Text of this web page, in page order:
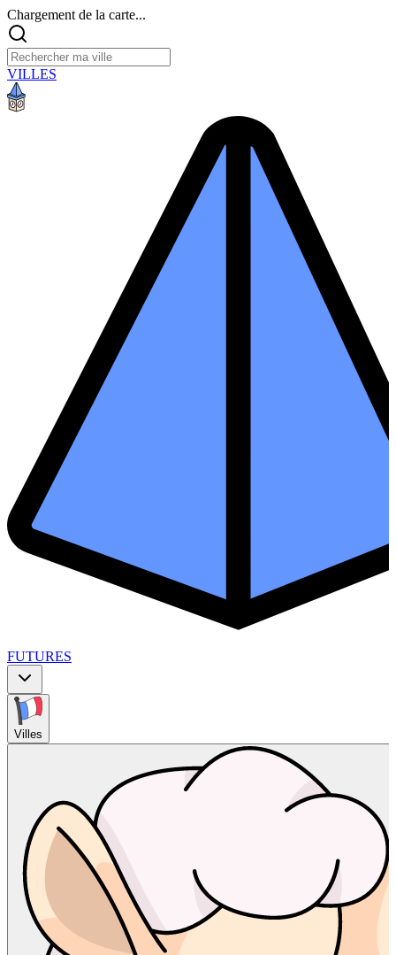
Chargement de la carte...
VILLES
FUTURES
Villes